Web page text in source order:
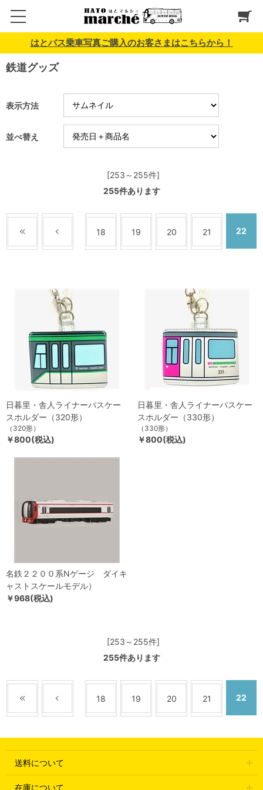
はとバス乗車写真ご購入のお客さまはこちらから！
鉄道グッズ
表示方法
並べ替え
[253～255件]
255件あります
18 19 20 21 22
日暮里・舎人ライナーパスケー
スホルダー（320形）
（320形）
￥800(税込)
日暮里・舎人ライナーパスケー
スホルダー（330形）
（330形）
￥800(税込)
名鉄２２００系Nゲージ ダイキ
ャストスケールモデル）
￥968(税込)
[253～255件]
255件あります
18 19 20 21 22
送料について
在庫について